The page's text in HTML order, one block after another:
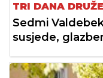
TRI DANA
Sedmi
susjede,